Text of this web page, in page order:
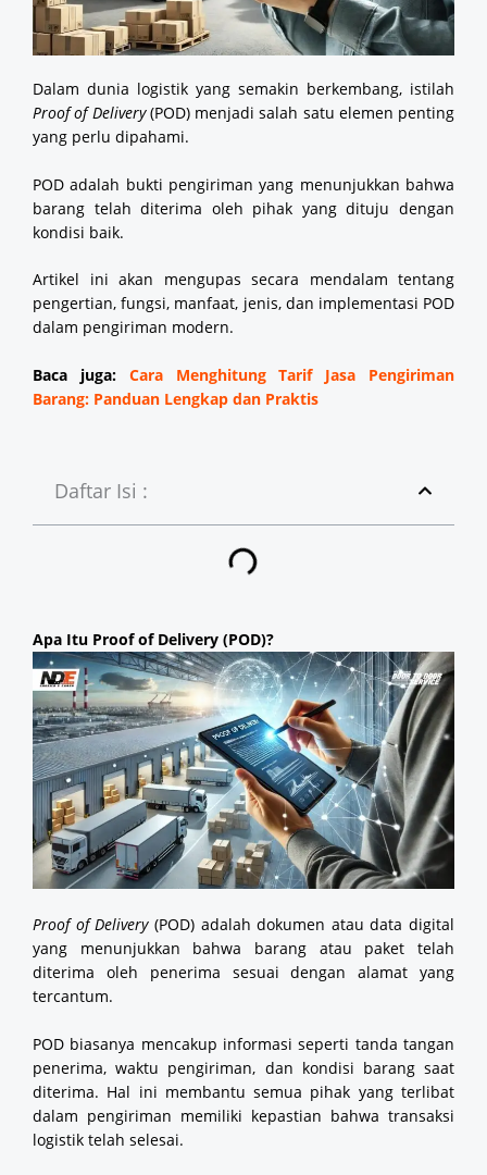
Dalam dunia logistik yang semakin berkembang, istilah
Proof of Delivery(POD) menjadi salah satu elemen penting
yang perlu dipahami.
POD adalah bukti pengiriman yang menunjukkan bahwa
barang telah diterima oleh pihak yang dituju dengan
kondisi baik.
Artikel ini akan mengupas secara mendalam tentang
pengertian, fungsi, manfaat, jenis, dan implementasi POD
dalam pengiriman modern.
Baca juga:
Cara Menghitung Tarif Jasa Pengiriman
Barang: Panduan Lengkap dan Praktis
Daftar Isi :
Apa Itu Proof of Delivery (POD)?
Proof of Delivery(POD) adalah dokumen atau data digital
yang menunjukkan bahwa barang atau paket telah
diterima oleh penerima sesuai dengan alamat yang
tercantum.
POD biasanya mencakup informasi seperti tanda tangan
penerima, waktu pengiriman, dan kondisi barang saat
diterima. Hal ini membantu semua pihak yang terlibat
dalam pengiriman memiliki kepastian bahwa transaksi
logistik telah selesai.